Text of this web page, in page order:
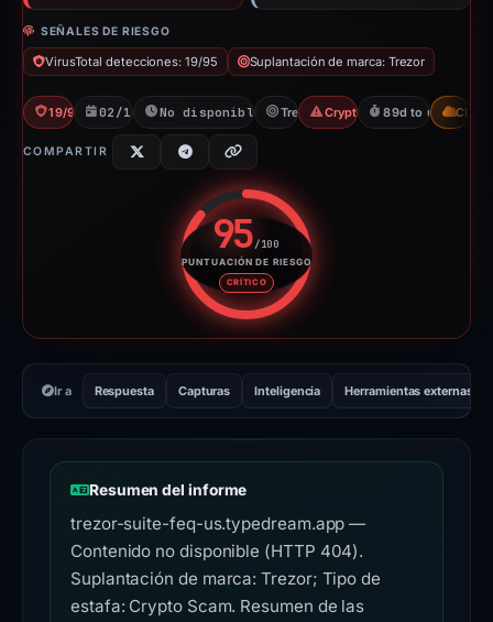
SEÑALES DE RIESGO
VirusTotal detecciones: 19/95 Suplantación de marca: Trezor
19/95 VT02/12/2025No disponible desde 06/06/2026
Trezor Crypto Scam89d to CDN
COMPARTIR
95/100
PUNTUACIÓN DE RIESGO
CRÍTICO
Puntuación de riesgo: 95
Ir a Respuesta Capturas Inteligencia Herramientas externas
Resumen del informe
trezor-suite-feq-us.typedream.app —
Contenido no disponible (HTTP 404).
Suplantación de marca: Trezor; Tipo de
estafa: Crypto Scam. Resumen de las